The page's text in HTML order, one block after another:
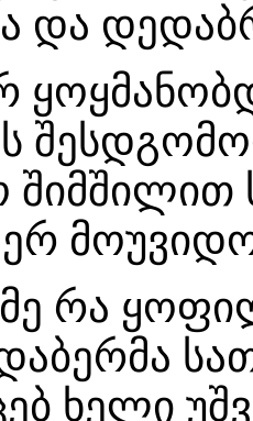
და
შიმშილით
რა
ხელი